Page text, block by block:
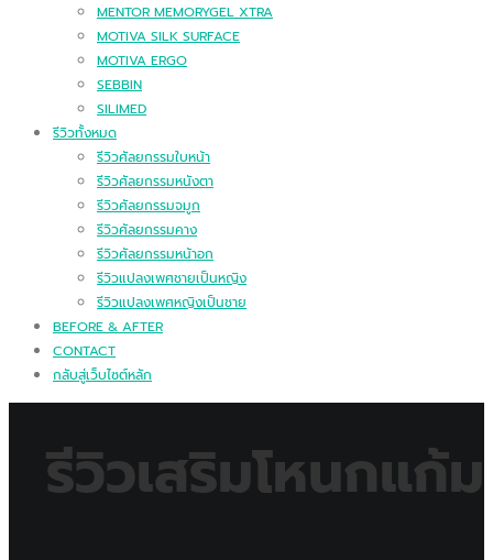
MENTOR MEMORYGEL XTRA
MOTIVA SILK SURFACE
MOTIVA ERGO
SEBBIN
SILIMED
รีวิวทั้งหมด
รีวิวศัลยกรรมใบหน้า
รีวิวศัลยกรรมหนังตา
รีวิวศัลยกรรมจมูก
รีวิวศัลยกรรมคาง
รีวิวศัลยกรรมหน้าอก
รีวิวแปลงเพศชายเป็นหญิง
รีวิวแปลงเพศหญิงเป็นชาย
BEFORE & AFTER
CONTACT
กลับสู่เว็บไซต์หลัก
รีวิวเสริมโหนกแก้ม